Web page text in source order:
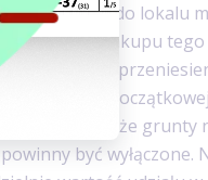
praw do lokalu
dotyczy zakupu
jest
wartości
z przepisu, że grunty
być wyłączone.